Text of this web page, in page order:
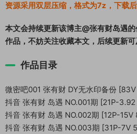
资源采用双层压缩，格式为7z，下载后
本文会持续更新该博主@张有财岛遇
作品，不妨关注收藏本文，后续更新可
作品目录
微密吧001 张有财 DY无水印备份
抖音 张有财 岛遇 NO.001期 [21P-
抖音 张有财 岛遇 NO.002期 [12P-15V
抖音 张有财 岛遇 NO.003期 [31P-7V